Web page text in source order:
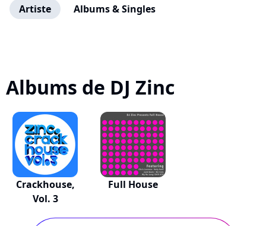
Artiste Albums & Singles
Albums de DJ Zinc
Crackhouse,
Vol. 3
Full House